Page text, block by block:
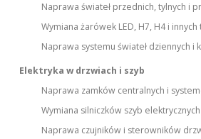
Naprawa świateł przednich, tylnych i
Wymiana żarówek LED, H7, H4 i
Naprawa systemu świateł dziennych i
Elektryka w drzwiach i szyb
Naprawa zamków centralnych i
Wymiana silniczków szyb elektrycznych
Naprawa czujników i sterowników